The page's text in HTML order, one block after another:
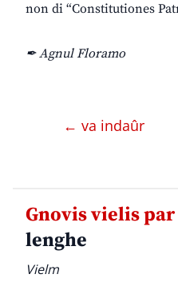
non di “Constitutiones
✒ Agnul Floramo
← va indaûr
Gnovis vielis
lenghe
Vielm